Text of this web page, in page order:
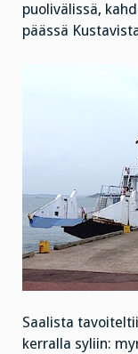
puolivälissä,
päässä
Saalista
kerralla syliin: